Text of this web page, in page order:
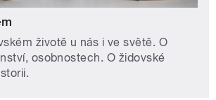
životě u nás i ve světě. O
osobnostech. O židovské